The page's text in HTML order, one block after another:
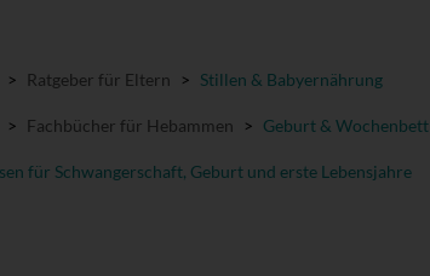
> Ratgeber für Eltern > Stillen & Babyernährung
> Fachbücher für Hebammen > Geburt & Wochenbett
für Schwangerschaft, Geburt und erste Lebensjahre